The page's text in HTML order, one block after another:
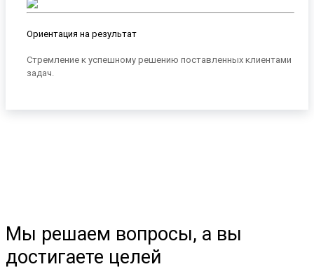
Ориентация на результат
Стремление к успешному решению поставленных клиентами
задач.
Мы решаем вопросы, а вы
достигаете целей